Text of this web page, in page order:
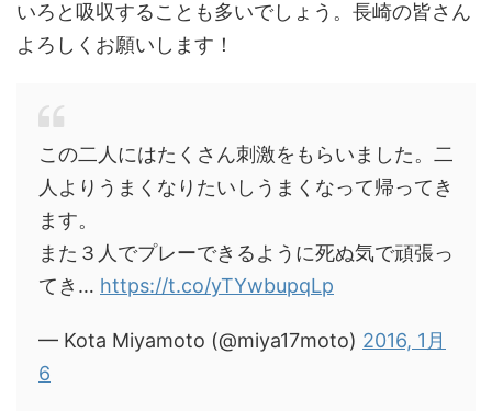
いろと吸収することも多いでしょう。長崎の皆さん
よろしくお願いします！
この二人にはたくさん刺激をもらいました。二
人よりうまくなりたいしうまくなって帰ってき
ます。
また３人でプレーできるように死ぬ気で頑張っ
てき… https://t.co/yTYwbupqLp
— Kota Miyamoto (@miya17moto) 2016, 1月
6